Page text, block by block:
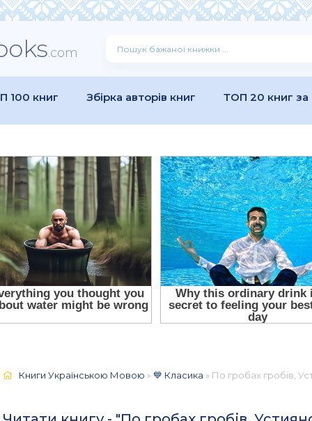
.com
100 книг Збірка авторів книг ТОП 20 книг за
Книги Українською Мовою »💙 Класика » По гробах гробів,